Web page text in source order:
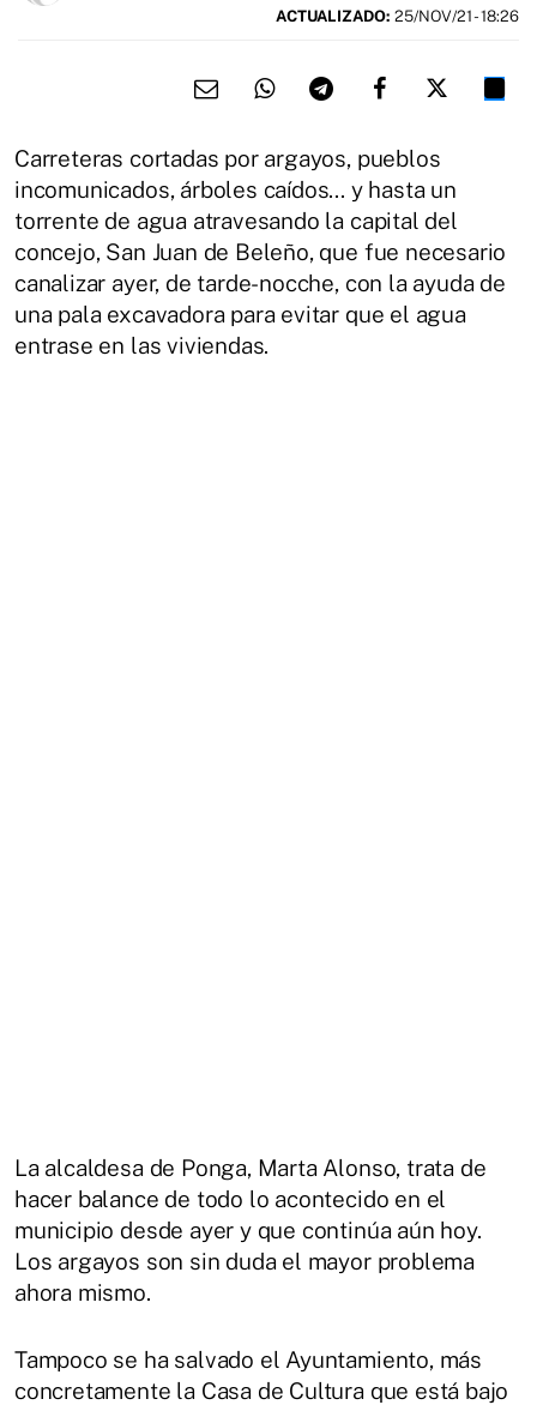
ACTUALIZADO: 25/NOV/21 - 18:26
Carreteras cortadas por argayos, pueblos
incomunicados, árboles caídos... y hasta un
torrente de agua atravesando la capital del
concejo, San Juan de Beleño, que fue necesario
canalizar ayer, de tarde-nocche, con la ayuda de
una pala excavadora para evitar que el agua
entrase en las viviendas.
La alcaldesa de Ponga, Marta Alonso, trata de
hacer balance de todo lo acontecido en el
municipio desde ayer y que continúa aún hoy.
Los argayos son sin duda el mayor problema
ahora mismo.
Tampoco se ha salvado el Ayuntamiento, más
concretamente la Casa de Cultura que está bajo